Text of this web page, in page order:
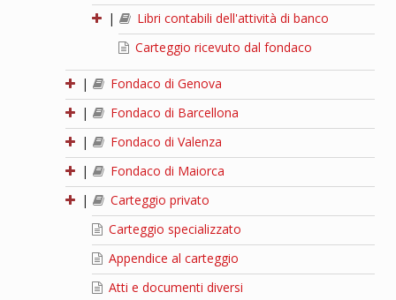
|
Libri contabili dell'attività di banco
Carteggio ricevuto dal fondaco
|
Fondaco di Genova
|
Fondaco di Barcellona
|
Fondaco di Valenza
|
Fondaco di Maiorca
|
Carteggio privato
Carteggio specializzato
Appendice al carteggio
Atti e documenti diversi